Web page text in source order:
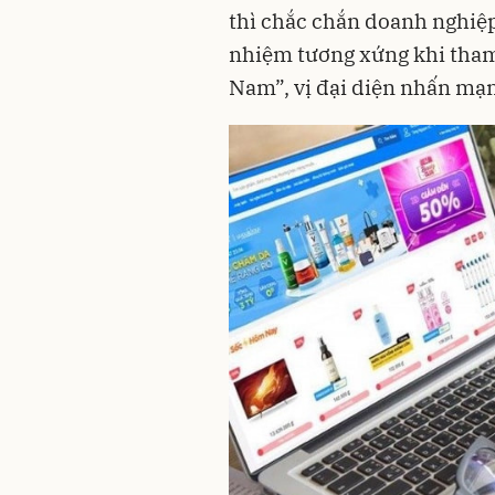
thì chắc chắn doanh
nhiệm tương xứng khi
Nam”, vị đại diện nhấn